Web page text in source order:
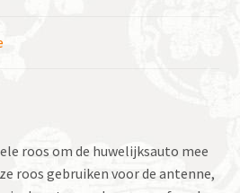
roos om de huwelijksauto mee
roos gebruiken voor de antenne,